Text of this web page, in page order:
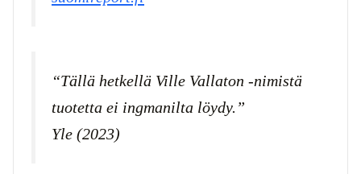
“Tällä hetkellä Ville Vallaton -nimistä
tuotetta ei ingmanilta löydy.”
Yle (2023)